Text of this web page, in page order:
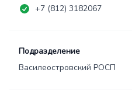
+7 (812) 3182067
Подразделение
Василеостровский РОСП